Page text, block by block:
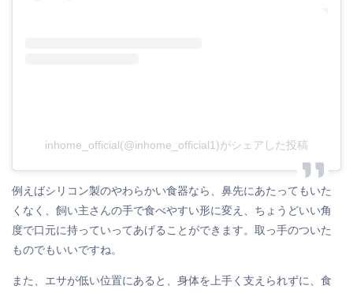
inhome_official(@inhome_official1)がシェアした投稿
例えばシリコン製のやわらかい食器なら、鼻先にあたってもいた
くなく、飼い主さんの手で食べやすい形に変え、ちょうどいい角
度で口元に持っていってあげることができます。取っ手のついた
ものでもいいですね。
また、エサが低い位置にあると、身体を上手く支えられずに、食